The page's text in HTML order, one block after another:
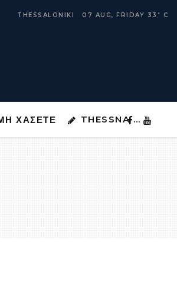
THESSALONIKI 07 AUG, FRIDAY 33 ° C
ΧΑΣΕΤΕ THESSNA …
ΜΗ ΧΑΣΕΤΕ THESSNA …